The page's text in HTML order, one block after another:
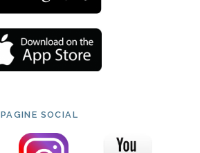
PAGINE SOCIAL